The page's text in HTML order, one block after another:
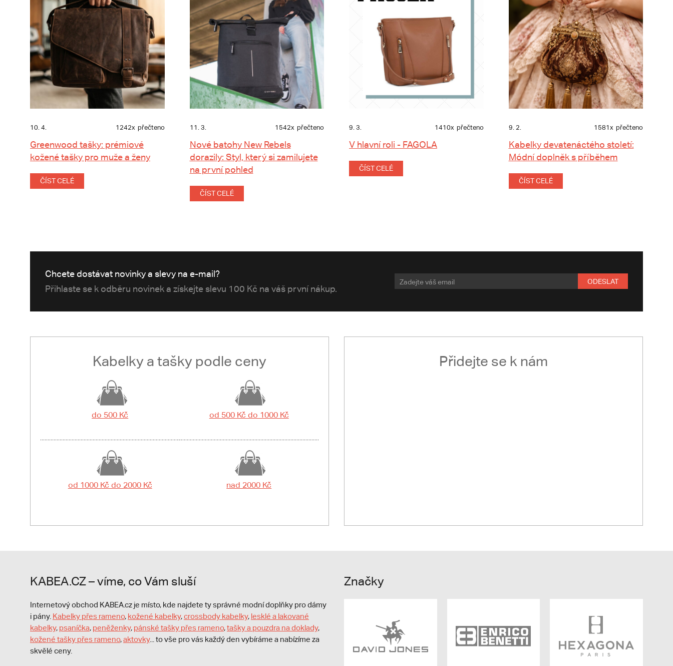
10. 4. 1242x přečteno
Greenwood tašky: prémiové
kožené tašky pro muže a ženy
ČÍST CELÉ
11. 3. 1542x přečteno
Nové batohy New Rebels
dorazily: Styl, který si zamilujete
na první pohled
ČÍST CELÉ
9. 3. 1410x přečteno
V hlavní roli - FAGOLA
ČÍST CELÉ
9. 2. 1581x přečteno
Kabelky devatenáctého století:
Módní doplněk s příběhem
ČÍST CELÉ
Chcete dostávat novinky a slevy na e-mail?
Přihlaste se k odběru novinek a získejte slevu 100 Kč na váš první nákup.
ODESLAT
Kabelky a tašky podle ceny
do 500 Kč od 500 Kč do 1000 Kč
od 1000 Kč do 2000 Kč nad 2000 Kč
Přidejte se k nám
KABEA.CZ – víme, co Vám sluší
Internetový obchod KABEA.cz je místo, kde najdete ty správné modní doplňky pro dámy
i pány. Kabelky přes rameno, kožené kabelky,crossbody kabelky, lesklé a lakované
kabelky, psaníčka, peněženky, pánské tašky přes rameno,tašky a pouzdra na doklady,
kožené tašky přes rameno,aktovky... to vše pro vás každý den vybíráme a nabízíme za
skvělé ceny.
Značky